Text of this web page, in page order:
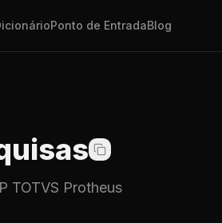
Ponto de EntradaBlog
TOTVS Protheus